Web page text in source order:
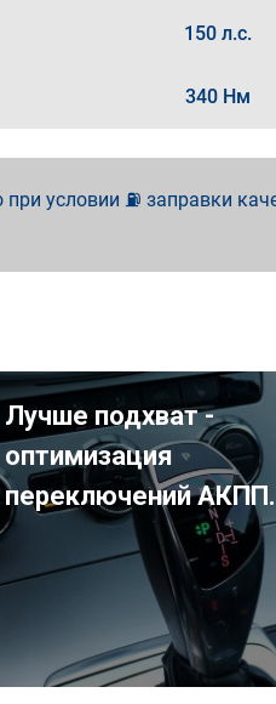
150 л.с.
340 Нм
условии ⛽ заправки
Лучше подхват -
оптимизация
переключений АКПП.